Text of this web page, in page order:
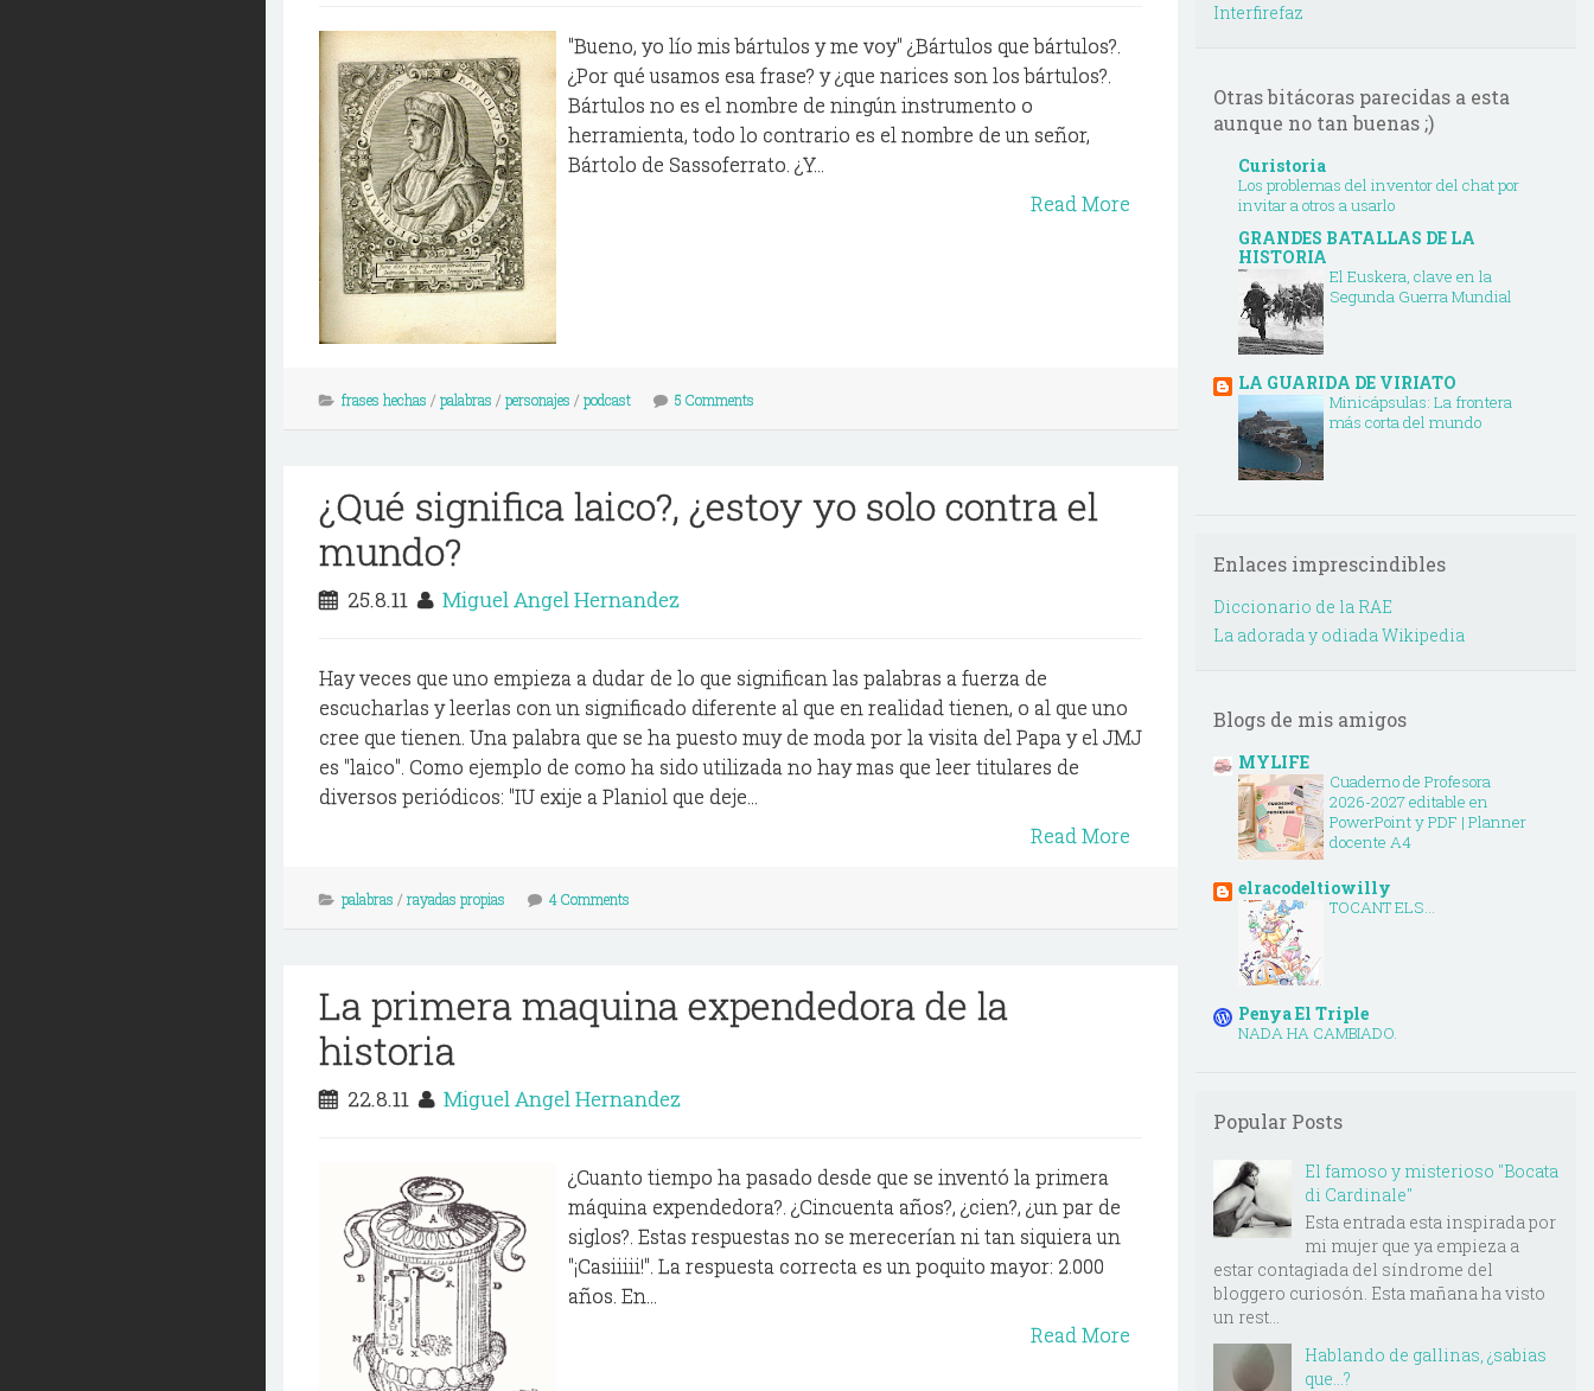
"Bueno, yo lío mis bártulos y me voy" ¿Bártulos que bártulos?.
¿Por qué usamos esa frase? y ¿que narices son los bártulos?.
Bártulos no es el nombre de ningún instrumento o
herramienta, todo lo contrario es el nombre de un señor,
Bártolo de Sassoferrato. ¿Y...
Read More
frases hechas / palabras / personajes / podcast 5 Comments
¿Qué significa laico?, ¿estoy yo solo contra el
mundo?
25.8.11 Miguel Angel Hernandez
Hay veces que uno empieza a dudar de lo que significan las palabras a fuerza de
escucharlas y leerlas con un significado diferente al que en realidad tienen, o al que uno
cree que tienen. Una palabra que se ha puesto muy de moda por la visita del Papa y el JMJ
es "laico". Como ejemplo de como ha sido utilizada no hay mas que leer titulares de
diversos periódicos: "IU exije a Planiol que deje...
Read More
palabras / rayadas propias 4 Comments
La primera maquina expendedora de la
historia
22.8.11 Miguel Angel Hernandez
¿Cuanto tiempo ha pasado desde que se inventó la primera
máquina expendedora?. ¿Cincuenta años?, ¿cien?, ¿un par de
siglos?. Estas respuestas no se merecerían ni tan siquiera un
"¡Casiiiii!". La respuesta correcta es un poquito mayor: 2.000
años. En...
Read More
Interfirefaz
Otras bitácoras parecidas a esta
aunque no tan buenas ;)
Curistoria
Los problemas del inventor del chat por
invitar a otros a usarlo
GRANDES BATALLAS DE LA
HISTORIA
El Euskera, clave en la
Segunda Guerra Mundial
LA GUARIDA DE VIRIATO
Minicápsulas: La frontera
más corta del mundo
Enlaces imprescindibles
Diccionario de la RAE
La adorada y odiada Wikipedia
Blogs de mis amigos
MYLIFE
Cuaderno de Profesora
2026-2027 editable en
PowerPoint y PDF | Planner
docente A4
elracodeltiowilly
TOCANT ELS...
Penya El Triple
NADA HA CAMBIADO.
Popular Posts
El famoso y misterioso "Bocata
di Cardinale"
Esta entrada esta inspirada por
mi mujer que ya empieza a
estar contagiada del síndrome del
bloggero curiosón. Esta mañana ha visto
un rest...
Hablando de gallinas, ¿sabias
que...?